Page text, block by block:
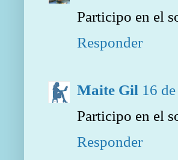
Participo en el
Responder
Maite Gil 16
Participo en el
Responder